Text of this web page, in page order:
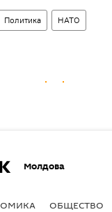
Политика НАТО
Молдова
ОБЩЕСТВО